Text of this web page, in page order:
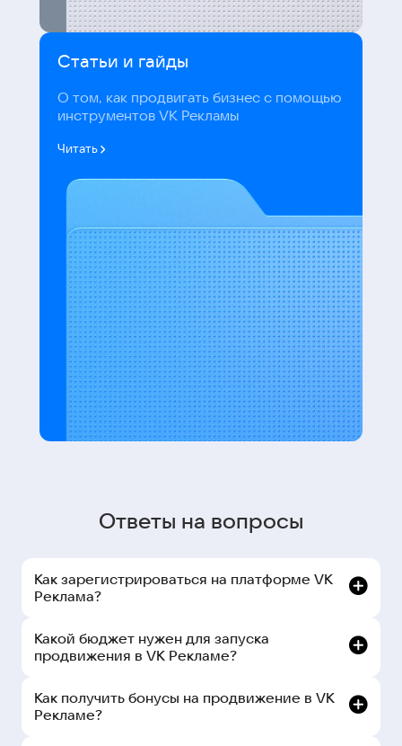
Статьи и гайды
О том, как продвигать бизнес с помощью
инструментов VK Рекламы
Читать
Ответы на вопросы
Как зарегистрироваться на платформе VK
Реклама?
Какой бюджет нужен для запуска
продвижения в VK Рекламе?
Как получить бонусы на продвижение в VK
Рекламе?